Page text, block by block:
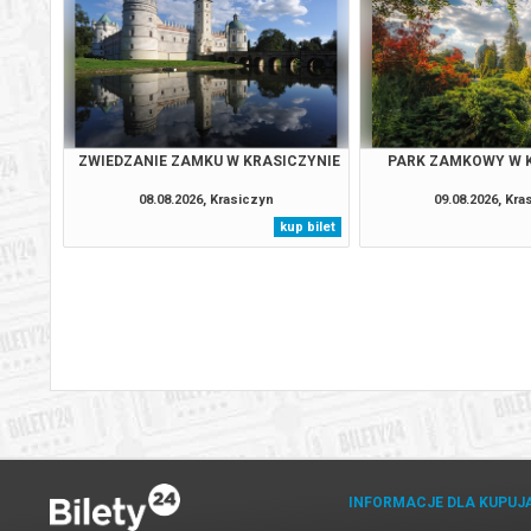
Krasiczyn
Krasiczyn
Krasiczyn
Krasiczyn
Krasiczyn
ZWIEDZANIE ZAMKU W KRASICZYNIE
08.08.2026, Krasiczyn
kup bilet
PARK ZAMKOWY W
09.08.2026,
INFORMACJE DLA